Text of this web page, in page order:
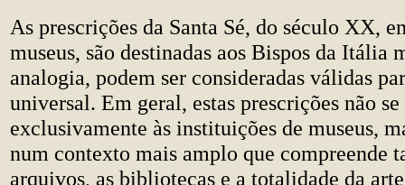
As prescrições da Santa Sé, do século XX,
museus, são destinadas aos Bispos da Itália
analogia, podem ser consideradas válidas
universal. Em geral, estas prescrições não
exclusivamente às instituições de museus,
num contexto mais amplo que compreende
arquivos, as bibliotecas e a totalidade da